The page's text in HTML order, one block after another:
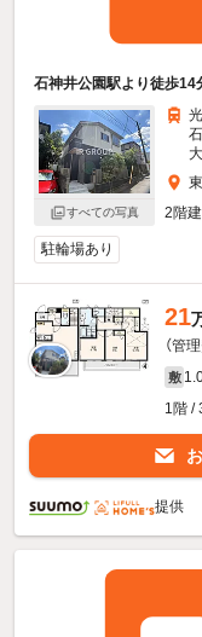
石神井公園駅より徒歩
すべての写真
2階
駐輪場あり
21
（管
敷
1階 /
提供